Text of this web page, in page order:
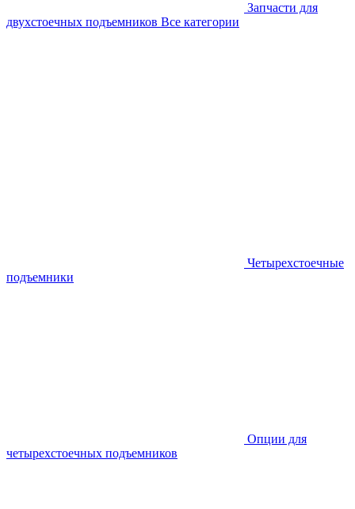
Запчасти для
двухстоечных подъемников Все категории
Четырехстоечные
подъемники
Опции для
четырехстоечных подъемников